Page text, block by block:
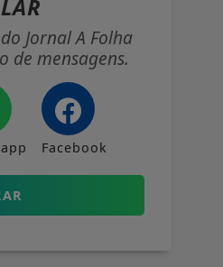
Jornal A Folha
de mensagens.
Facebook